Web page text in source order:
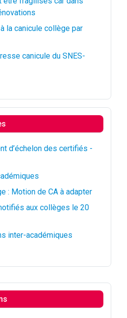
la canicule collège par
canicule du SNES-
d’échelon des certifiés -
: Motion de CA à adapter
aux collèges le 20
inter-académiques